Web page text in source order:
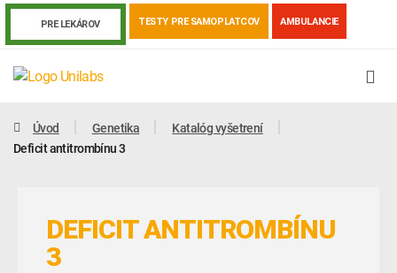
PRE LEKÁROV TESTY PRE SAMOPLATCOV AMBULANCIE
Úvod Genetika
Katalóg vyšetrení
Deficit antitrombínu 3
DEFICIT ANTITROMBÍNU
3